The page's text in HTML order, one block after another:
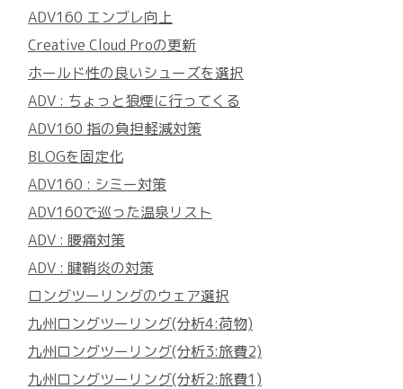
ADV160 エンブレ向上
Creative Cloud Proの更新
ホールド性の良いシューズを選択
ADV : ちょっと狼煙に行ってくる
ADV160 指の負担軽減対策
BLOGを固定化
ADV160 : シミー対策
ADV160で巡った温泉リスト
ADV : 腰痛対策
ADV : 腱鞘炎の対策
ロングツーリングのウェア選択
九州ロングツーリング(分析4:荷物)
九州ロングツーリング(分析3:旅費2)
九州ロングツーリング(分析2:旅費1)